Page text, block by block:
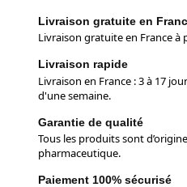
Livraison gratuite en
Livraison gratuite en France à
Livraison rapide
Livraison en France : 3 à 17
d'une semaine.
Garantie de qualité
Tous les produits sont
pharmaceutique.
Paiement 100% sécurisé